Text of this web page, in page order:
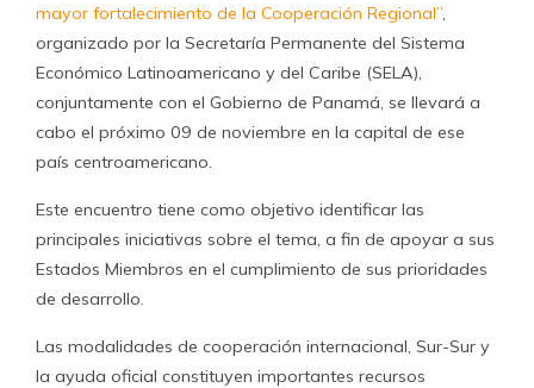
mayor fortalecimiento de la Cooperación Regional”,
organizado por la Secretaría Permanente del Sistema
Económico Latinoamericano y del Caribe (SELA),
conjuntamente con el Gobierno de Panamá, se llevará a
cabo el próximo 09 de noviembre en la capital de ese
país centroamericano.
Este encuentro tiene como objetivo identificar las
principales iniciativas sobre el tema, a fin de apoyar a sus
Estados Miembros en el cumplimiento de sus prioridades
de desarrollo.
Las modalidades de cooperación internacional, Sur-Sur y
la ayuda oficial constituyen importantes recursos